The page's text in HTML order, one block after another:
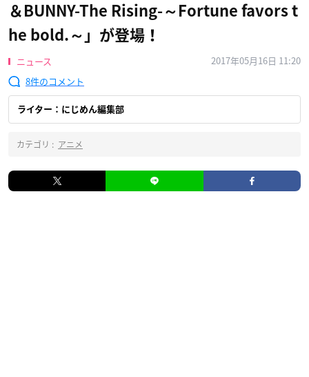
＆BUNNY-The Rising-～Fortune favors t
he bold.～」が登場！
ニュース
2017年05月16日 11:20
8
ライター：にじめん編集部
カテゴリ : アニメ